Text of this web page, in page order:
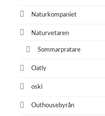
Naturkompaniet
Naturvetaren
Sommarpratare
Oatly
oski
Outhousebyrån